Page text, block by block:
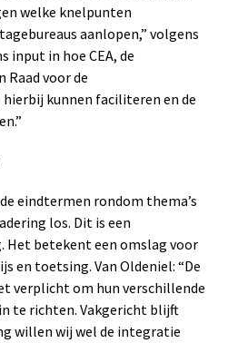
welke knelpunten
aanlopen,” volgens
input in hoe CEA, de
Raad voor de
kunnen faciliteren en de
eindtermen rondom thema’s
los. Dit is een
Het betekent een omslag voor
en toetsing. Van Oldeniel: “De
verplicht om hun verschillende
te richten. Vakgericht blijft
willen wij wel de integratie